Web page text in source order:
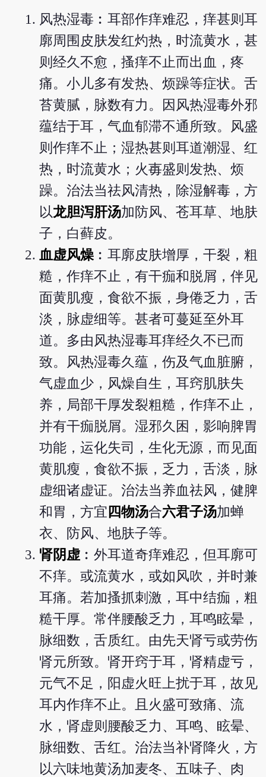
风热湿毒︰耳部作痒难忍，痒甚则耳
廓周围皮肤发红灼热，时流黄水，甚
则经久不愈，搔痒不止而出血，疼
痛。小儿多有发热、烦躁等症状。舌
苔黄腻，脉数有力。因风热湿毒外邪
蕴结于耳，气血郁滞不通所致。风盛
则作痒不止；湿热甚则耳道潮湿、红
热，时流黄水；火毐盛则发热、烦
躁。治法当祛风清热，除湿解毒，方
以龙胆泻肝汤加防风、苍耳草、地肤
子，白藓皮。
血虚风燥 ︰耳廓皮肤增厚，干裂，粗
糙，作痒不止，有干痂和脱屑，伴见
面黄肌瘦，食欲不振，身倦乏力，舌
淡，脉虚细等。甚者可蔓延至外耳
道。多由风热湿毒耳痒经久不已而
致。风热湿毒久蕴，伤及气血脏腑，
气虚血少，风燥自生，耳窍肌肤失
养，局部干厚发裂粗糙，作痒不止，
并有干痂脱屑。湿邪久困，影响脾胃
功能，运化失司，生化无源，而见面
黄肌瘦，食欲不振，乏力，舌淡，脉
虚细诸虚证。治法当养血祛风，健脾
和胃，方宜 四物汤合六君子汤加蝉
衣、防风、地肤子等。
肾阴虚 ︰外耳道奇痒难忍，但耳廓可
不痒。或流黄水，或如风吹，并时兼
耳痛。若加搔抓刺激，耳中结痂，粗
糙干厚。常伴腰酸乏力，耳鸣眩晕，
脉细数，舌质红。由先天肾亏或劳伤
肾元所致。肾开窍于耳，肾精虚亏，
元气不足，阳虚火旺上扰于耳，故见
耳内作痒不止。且火盛可致痛、流
水，肾虚则腰酸乏力、耳鸣、眩晕、
脉细数、舌红。治法当补肾降火，方
以六味地黄汤加麦冬、五味子、肉